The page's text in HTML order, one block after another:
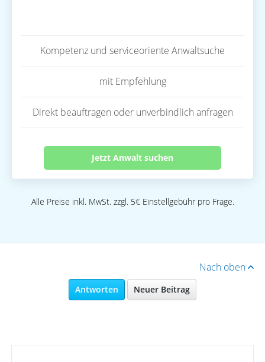
Kompetenz und serviceoriente Anwaltsuche
mit Empfehlung
Direkt beauftragen oder unverbindlich anfragen
Jetzt Anwalt suchen
Alle Preise inkl. MwSt. zzgl. 5€ Einstellgebühr pro Frage.
Nach oben
Antworten Neuer Beitrag